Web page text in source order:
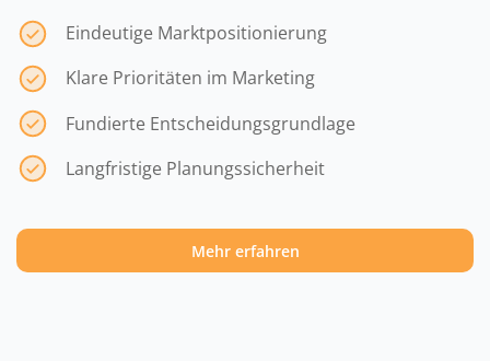
Eindeutige Marktpositionierung
Klare Prioritäten im Marketing
Fundierte Entscheidungsgrundlage
Langfristige Planungssicherheit
Mehr erfahren